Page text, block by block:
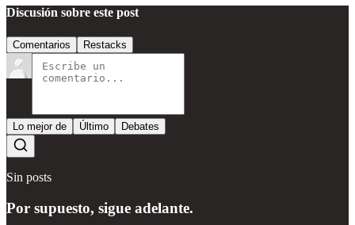
Discusión sobre este post
Comentarios Restacks
Lo mejor de Último Debates
Sin posts
Por supuesto, sigue adelante.